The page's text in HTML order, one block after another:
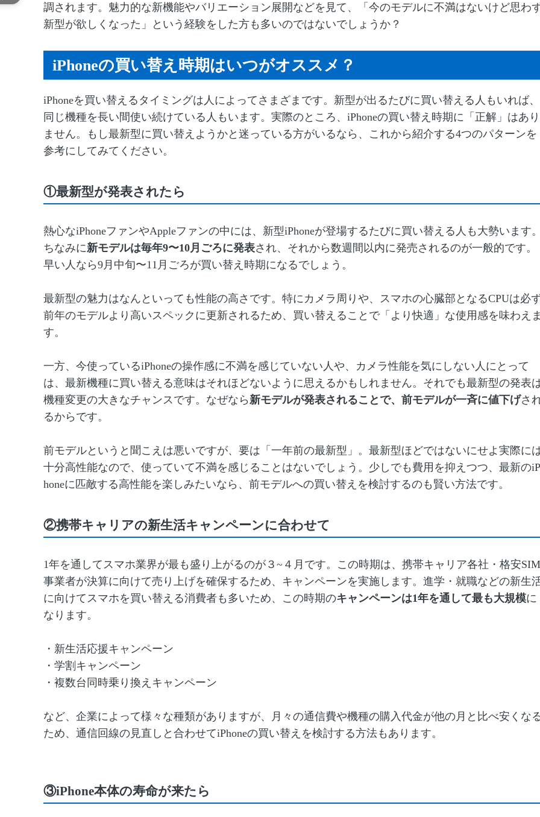
調されます。魅力的な新機能やバリエーション展開などを見て、「今のモデルに不満はないけど思わ
新型が欲しくなった」という経験をした方も多いのではないでしょうか？
iPhoneの買い替え時期はいつがオススメ？
iPhoneを買い替えるタイミングは人によってさまざまです。新型が出るたびに買い替える人もいれば、
同じ機種を長い間使い続けている人もいます。実際のところ、iPhoneの買い替え時期に「正解」はあり
ません。もし最新型に買い替えようかと迷っている方がいるなら、これから紹介する4つのパターンを
参考にしてみてください。
①最新型が発表されたら
熱心なiPhoneファンやAppleファンの中には、新型iPhoneが登場するたびに買い替える人も大勢います
ちなみに新モデルは毎年9〜10月ごろに発表され、それから数週間以内に発売されるのが一般的です。
早い人なら9月中旬〜11月ごろが買い替え時期になるでしょう。
最新型の魅力はなんといっても性能の高さです。特にカメラ周りや、スマホの心臓部となるCPUは必
前年のモデルより高いスペックに更新されるため、買い替えることで「より快適」な使用感を味わえ
す。
一方、今使っているiPhoneの操作感に不満を感じていない人や、カメラ性能を気にしない人にとって
は、最新機種に買い替える意味はそれほどないように思えるかもしれません。それでも最新型の発表
機種変更の大きなチャンスです。なぜなら 新モデルが発表されることで、前モデルが一斉に値下げさ
るからです。
前モデルというと聞こえは悪いですが、要は「一年前の最新型」。最新型ほどではないにせよ実際に
十分高性能なので、使っていて不満を感じることはないでしょう。少しでも費用を抑えつつ、最新のiP
honeに匹敵する高性能を楽しみたいなら、前モデルへの買い替えを検討するのも賢い方法です。
②携帯キャリアの新生活キャンペーンに合わせて
1年を通してスマホ業界が最も盛り上がるのが３~４月です。この時期は、携帯キャリア各社・格安SIM
事業者が決算に向けて売り上げを確保するため、キャンペーンを実施します。進学・就職などの新生
に向けてスマホを買い替える消費者も多いため、この時期のキャンペーンは1年を通して最も大規模に
なります。
・新生活応援キャンペーン
・学割キャンペーン
・複数台同時乗り換えキャンペーン
など、企業によって様々な種類がありますが、月々の通信費や機種の購入代金が他の月と比べ安くな
ため、通信回線の見直しと合わせてiPhoneの買い替えを検討する方法もあります。
③iPhone本体の寿命が来たら